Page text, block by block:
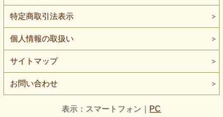
特定商取引法表示
個人情報の取扱い
サイトマップ
お問い合わせ
表示：スマートフォン｜ PC